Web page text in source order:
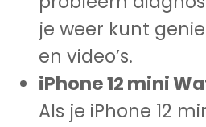
je weer kunt
en video’s.
iPhone 12 mini
Als je iPhone 12